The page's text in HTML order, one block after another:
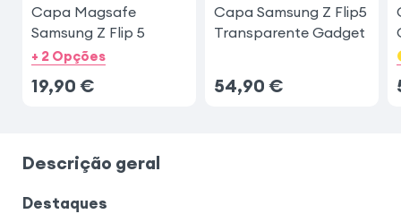
Capa Magsafe
Samsung Z Flip 5
+ 2 Opções
19,90 €
Capa Samsung Z Flip5
Transparente Gadget
54,90 €
Descrição geral
Destaques